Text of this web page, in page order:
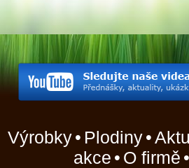
Výrobky• Plodiny•
akce • O firmě •